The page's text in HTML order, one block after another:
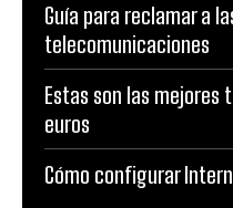
Guía para reclamar a
telecomunicaciones
Estas son las mejores
euros
Cómo configurar